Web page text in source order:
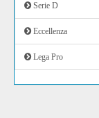
Serie D
Eccellenza
Lega Pro